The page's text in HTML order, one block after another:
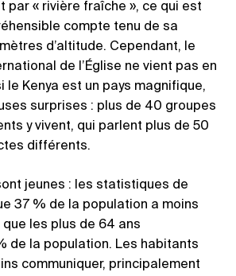
par « rivière fraîche », ce qui est
compte tenu de sa
d’altitude. Cependant, le
de l’Église ne vient pas en
le Kenya est un pays magnifique,
surprises : plus de 40 groupes
y vivent, qui parlent plus de 50
différents.
jeunes : les statistiques de
37 % de la population a moins
que les plus de 64 ans
de la population. Les habitants
communiquer, principalement